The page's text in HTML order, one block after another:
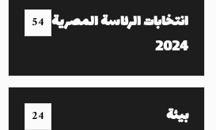
انتخابات الرئاسة المصرية
2024
54
بيئة 24